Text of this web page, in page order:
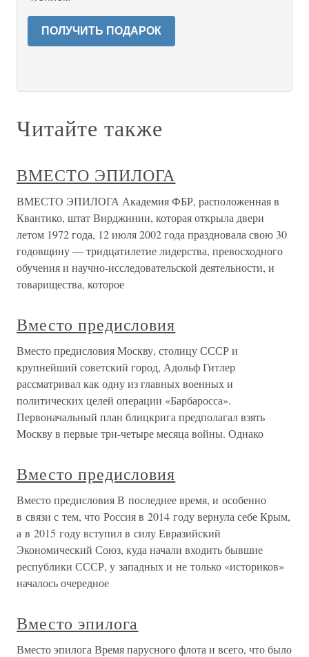
ПОЛУЧИТЬ ПОДАРОК
Читайте также
ВМЕСТО ЭПИЛОГА
ВМЕСТО ЭПИЛОГА Академия ФБР, расположенная в
Квантико, штат Вирджинии, которая открыла двери
летом 1972 года, 12 июля 2002 года праздновала свою 30
годовщину — тридцатилетие лидерства, превосходного
обучения и научно-исследовательской деятельности, и
товарищества, которое
Вместо предисловия
Вместо предисловия Москву, столицу СССР и
крупнейший советский город, Адольф Гитлер
рассматривал как одну из главных военных и
политических целей операции «Барбаросса».
Первоначальный план блицкрига предполагал взять
Москву в первые три-четыре месяца войны. Однако
Вместо предисловия
Вместо предисловия В последнее время, и особенно
в связи с тем, что Россия в 2014 году вернула себе Крым,
а в 2015 году вступил в силу Евразийский
Экономический Союз, куда начали входить бывшие
республики СССР, у западных и не только «историков»
началось очередное
Вместо эпилога
Вместо эпилога Время парусного флота и всего, что было